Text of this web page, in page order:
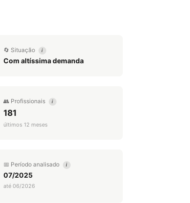
🔄 Situação i
Com altíssima demanda
👥 Profissionais i
181
últimos 12 meses
📅 Período analisado i
07/2025
até 06/2026